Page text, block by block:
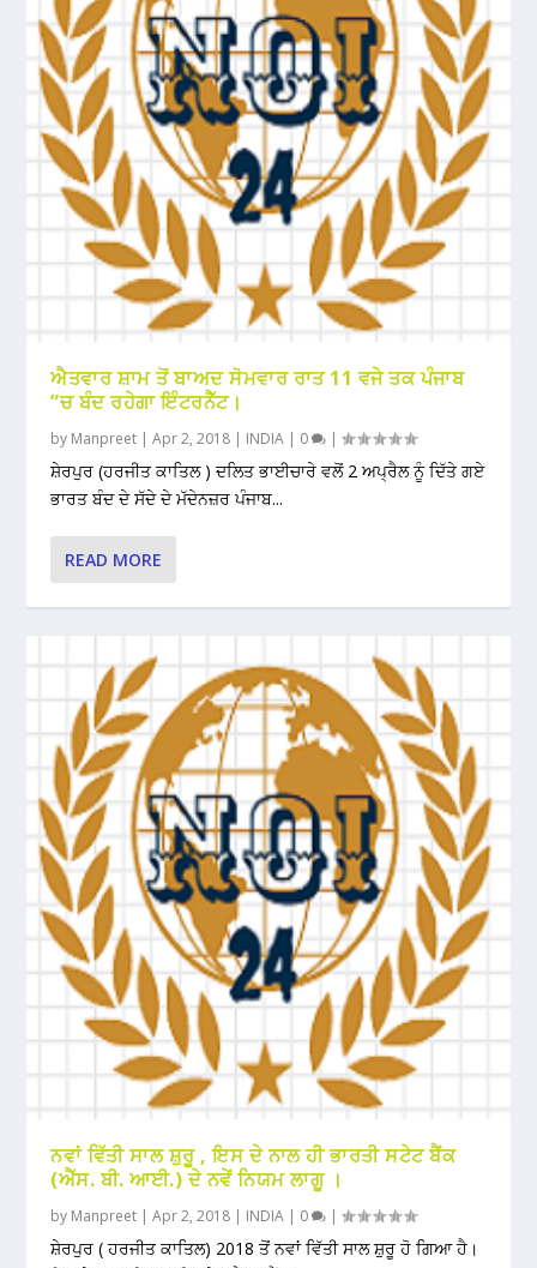
ਐਤਵਾਰ ਸ਼ਾਮ ਤੋਂ ਬਾਅਦ ਸੋਮਵਾਰ ਰਾਤ 11 ਵਜੇ ਤਕ ਪੰਜਾਬ
”ਚ ਬੰਦ ਰਹੇਗਾ ਇੰਟਰਨੈੱਟ।
by Manpreet |Apr 2, 2018 | INDIA | 0 |
ਸ਼ੇਰਪੁਰ (ਹਰਜੀਤ ਕਾਤਿਲ ) ਦਲਿਤ ਭਾਈਚਾਰੇ ਵਲੋਂ 2 ਅਪ੍ਰੈਲ ਨੂੰ ਦਿੱਤੇ ਗਏ
ਭਾਰਤ ਬੰਦ ਦੇ ਸੱਦੇ ਦੇ ਮੱਦੇਨਜ਼ਰ ਪੰਜਾਬ...
READ MORE
ਨਵਾਂ ਵਿੱਤੀ ਸਾਲ ਸ਼ੁਰੂ , ਇਸ ਦੇ ਨਾਲ ਹੀ ਭਾਰਤੀ ਸਟੇਟ ਬੈਂਕ
(ਐੱਸ. ਬੀ. ਆਈ.) ਦੇ ਨਵੇਂ ਨਿਯਮ ਲਾਗੂ ।
by Manpreet |Apr 2, 2018 | INDIA | 0 |
ਸ਼ੇਰਪੁਰ ( ਹਰਜੀਤ ਕਾਤਿਲ) 2018 ਤੋਂ ਨਵਾਂ ਵਿੱਤੀ ਸਾਲ ਸ਼ੁਰੂ ਹੋ ਗਿਆ ਹੈ।